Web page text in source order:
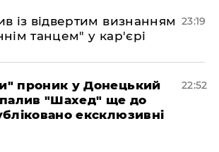
із відвертим визнанням
танцем" у кар'єрі
23:19
проник у Донецький
"Шахед" ще до
ексклюзивні
22:52